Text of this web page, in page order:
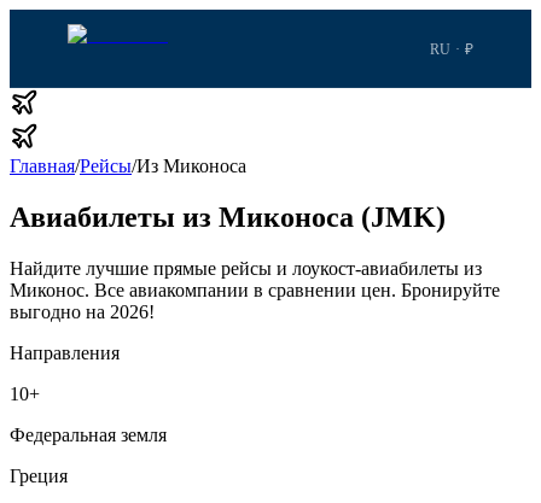
RU · ₽
Главная/Рейсы/Из Миконоса
Авиабилеты из Миконоса (JMK)
Найдите лучшие прямые рейсы и лоукост-авиабилеты из
Миконос. Все авиакомпании в сравнении цен. Бронируйте
выгодно на 2026!
Направления
10+
Федеральная земля
Греция